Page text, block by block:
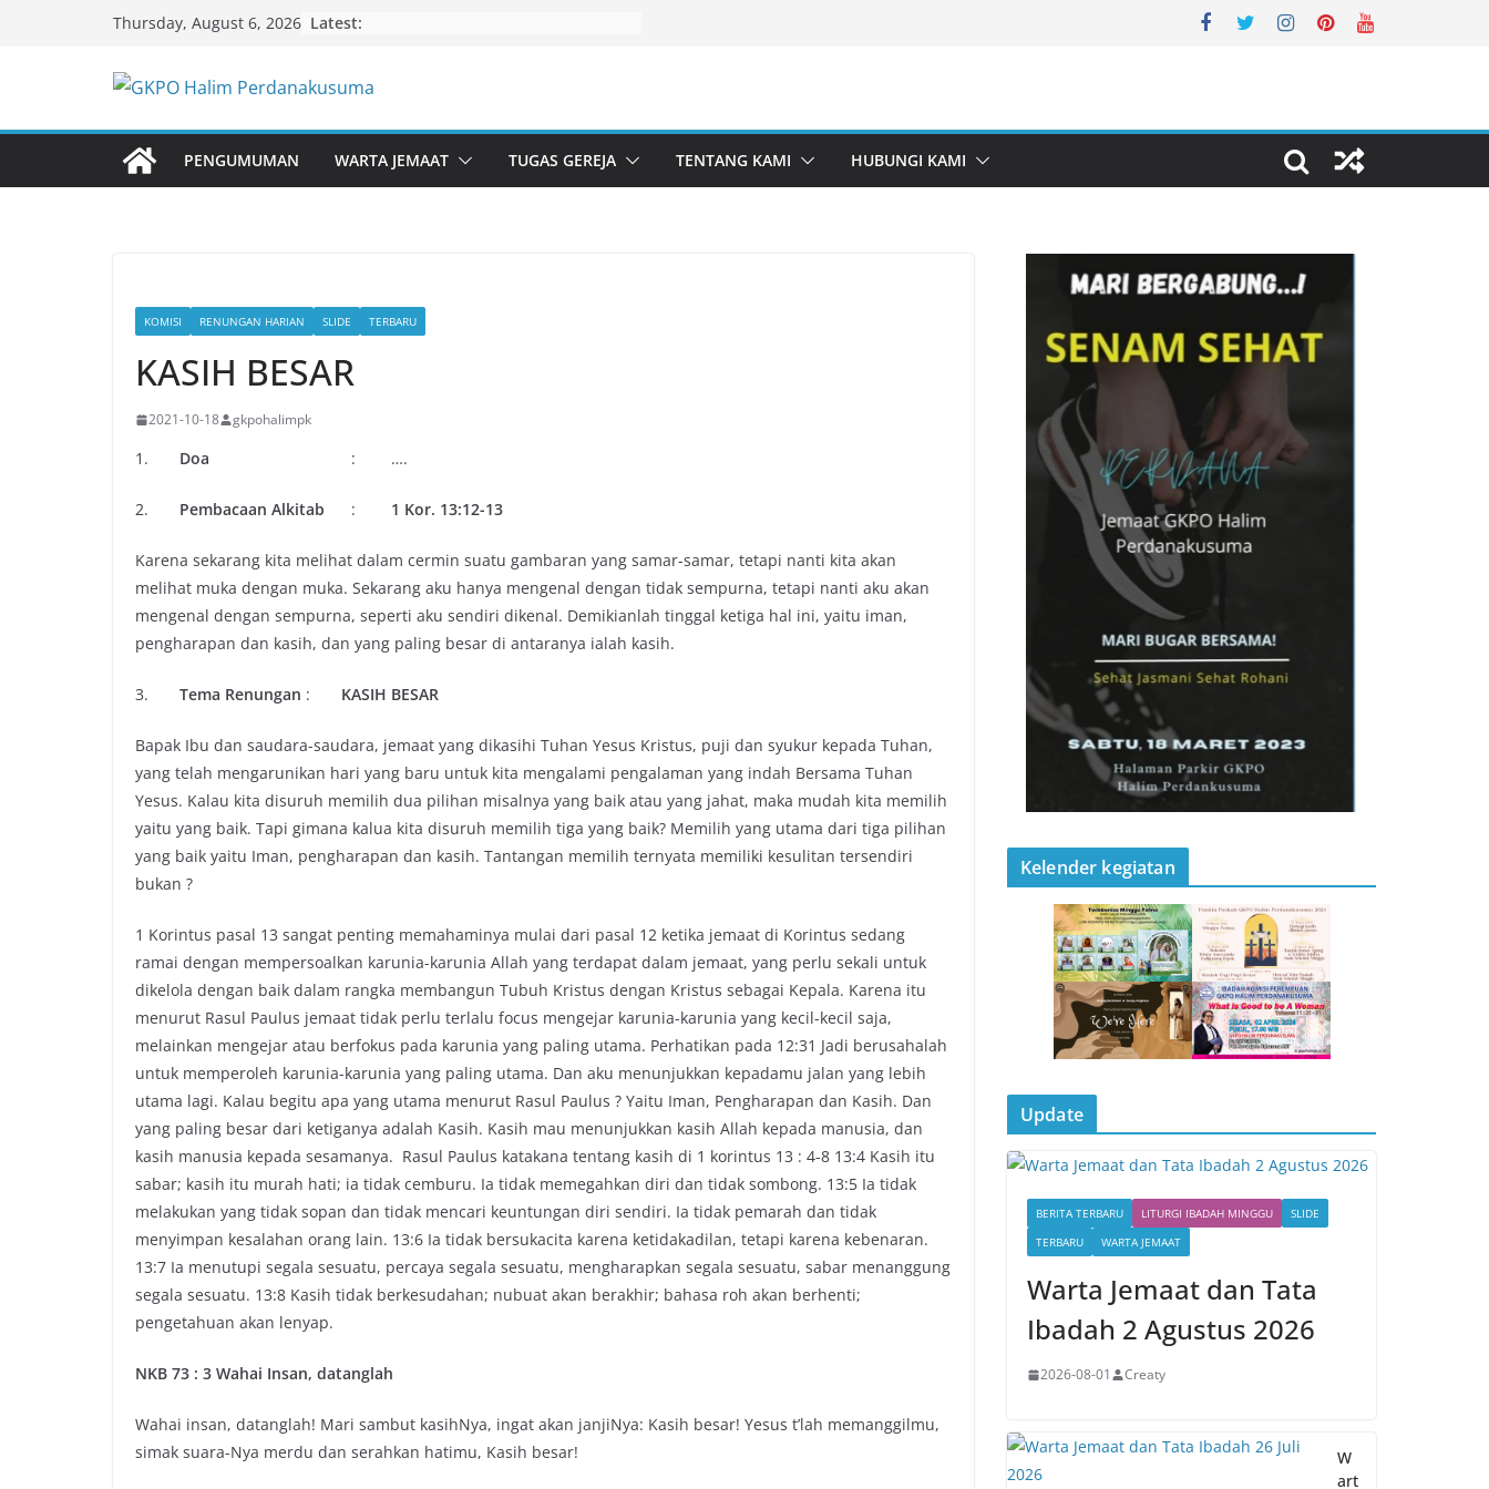
Thursday, August 6, 2026 Latest:
PENGUMUMAN WARTA JEMAAT TUGAS GEREJA TENTANG KAMI HUBUNGI KAMI
KOMISI RENUNGAN HARIAN SLIDE TERBARU
KASIH BESAR
2021-10-18 gkpohalimpk
1. Doa : ….
2. Pembacaan Alkitab : 1 Kor. 13:12-13
Karena sekarang kita melihat dalam cermin suatu gambaran yang samar-samar, tetapi nanti kita akan
melihat muka dengan muka. Sekarang aku hanya mengenal dengan tidak sempurna, tetapi nanti aku akan
mengenal dengan sempurna, seperti aku sendiri dikenal. Demikianlah tinggal ketiga hal ini, yaitu iman,
pengharapan dan kasih, dan yang paling besar di antaranya ialah kasih.
3. Tema Renungan : KASIH BESAR
Bapak Ibu dan saudara-saudara, jemaat yang dikasihi Tuhan Yesus Kristus, puji dan syukur kepada Tuhan,
yang telah mengarunikan hari yang baru untuk kita mengalami pengalaman yang indah Bersama Tuhan
Yesus. Kalau kita disuruh memilih dua pilihan misalnya yang baik atau yang jahat, maka mudah kita memilih
yaitu yang baik. Tapi gimana kalua kita disuruh memilih tiga yang baik? Memilih yang utama dari tiga pilihan
yang baik yaitu Iman, pengharapan dan kasih. Tantangan memilih ternyata memiliki kesulitan tersendiri
bukan ?
1 Korintus pasal 13 sangat penting memahaminya mulai dari pasal 12 ketika jemaat di Korintus sedang
ramai dengan mempersoalkan karunia-karunia Allah yang terdapat dalam jemaat, yang perlu sekali untuk
dikelola dengan baik dalam rangka membangun Tubuh Kristus dengan Kristus sebagai Kepala. Karena itu
menurut Rasul Paulus jemaat tidak perlu terlalu focus mengejar karunia-karunia yang kecil-kecil saja,
melainkan mengejar atau berfokus pada karunia yang paling utama. Perhatikan pada 12:31 Jadi berusahalah
untuk memperoleh karunia-karunia yang paling utama. Dan aku menunjukkan kepadamu jalan yang lebih
utama lagi. Kalau begitu apa yang utama menurut Rasul Paulus ? Yaitu Iman, Pengharapan dan Kasih. Dan
yang paling besar dari ketiganya adalah Kasih. Kasih mau menunjukkan kasih Allah kepada manusia, dan
kasih manusia kepada sesamanya. Rasul Paulus katakana tentang kasih di 1 korintus 13 : 4-8 13:4 Kasih itu
sabar; kasih itu murah hati; ia tidak cemburu. Ia tidak memegahkan diri dan tidak sombong. 13:5 Ia tidak
melakukan yang tidak sopan dan tidak mencari keuntungan diri sendiri. Ia tidak pemarah dan tidak
menyimpan kesalahan orang lain. 13:6 Ia tidak bersukacita karena ketidakadilan, tetapi karena kebenaran.
13:7 Ia menutupi segala sesuatu, percaya segala sesuatu, mengharapkan segala sesuatu, sabar menanggung
segala sesuatu. 13:8 Kasih tidak berkesudahan; nubuat akan berakhir; bahasa roh akan berhenti;
pengetahuan akan lenyap.
NKB 73 : 3 Wahai Insan, datanglah
Wahai insan, datanglah! Mari sambut kasihNya, ingat akan janjiNya: Kasih besar! Yesus t’lah memanggilmu,
simak suara-Nya merdu dan serahkan hatimu, Kasih besar!
Kelender kegiatan
Update
BERITA TERBARU LITURGI IBADAH MINGGU
SLIDE
TERBARU
WARTA JEMAAT
Warta Jemaat dan Tata
Ibadah 2 Agustus 2026
2026-08-01 Creaty
W
art